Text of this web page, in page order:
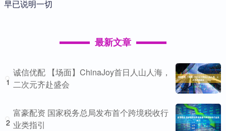
早已说明一切
最新文章
1
诚信优配 【场面】ChinaJoy首日人山人海，
二次元齐赴盛会
2
富豪配资 国家税务总局发布首个跨境税收行
业类指引